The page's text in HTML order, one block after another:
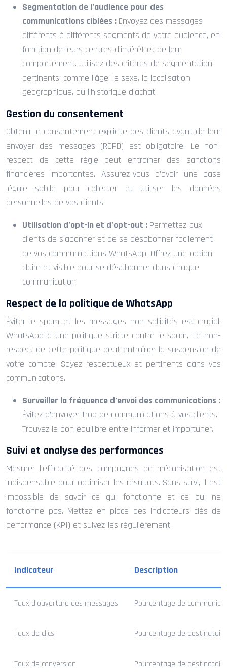
Segmentation de l’audience pour des
communications ciblées : Envoyez des messages
différents à différents segments de votre audience, en
fonction de leurs centres d’intérêt et de leur
comportement. Utilisez des critères de segmentation
pertinents, comme l’âge, le sexe, la localisation
géographique, ou l’historique d’achat.
Gestion du consentement
Obtenir le consentement explicite des clients avant de leur
envoyer des messages (RGPD) est obligatoire. Le non-
respect de cette règle peut entraîner des sanctions
financières importantes. Assurez-vous d’avoir une base
légale solide pour collecter et utiliser les données
personnelles de vos clients.
Utilisation d’opt-in et d’opt-out : Permettez aux
clients de s’abonner et de se désabonner facilement
de vos communications WhatsApp. Offrez une option
claire et visible pour se désabonner dans chaque
communication.
Respect de la politique de WhatsApp
Éviter le spam et les messages non sollicités est crucial.
WhatsApp a une politique stricte contre le spam. Le non-
respect de cette politique peut entraîner la suspension de
votre compte. Soyez respectueux et pertinents dans vos
communications.
Surveiller la fréquence d’envoi des communications :
Évitez d’envoyer trop de communications à vos clients.
Trouvez le bon équilibre entre informer et importuner.
Suivi et analyse des performances
Mesurer l’efficacité des campagnes de mécanisation est
indispensable pour optimiser les résultats. Sans suivi, il est
impossible de savoir ce qui fonctionne et ce qui ne
fonctionne pas. Mettez en place des indicateurs clés de
performance (KPI) et suivez-les régulièrement.
Indicateur Description
Taux d’ouverture des messages Pourcentage de
Taux de clics Pourcentage de
Taux de conversion Pourcentage de